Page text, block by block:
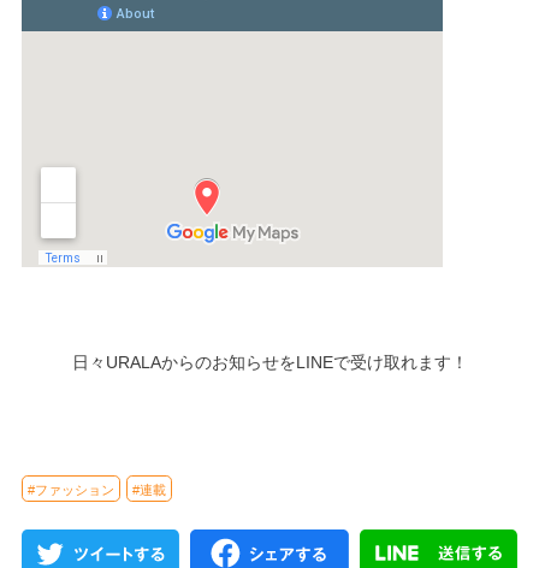
日々URALAからのお知らせをLINEで受け取れます！
#ファッション #連載